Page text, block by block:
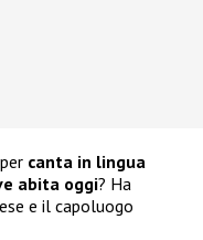
canta in lingua
abita oggi? Ha
e il capoluogo